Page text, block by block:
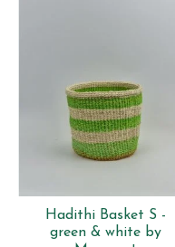
Hadithi Basket S -
green & white by